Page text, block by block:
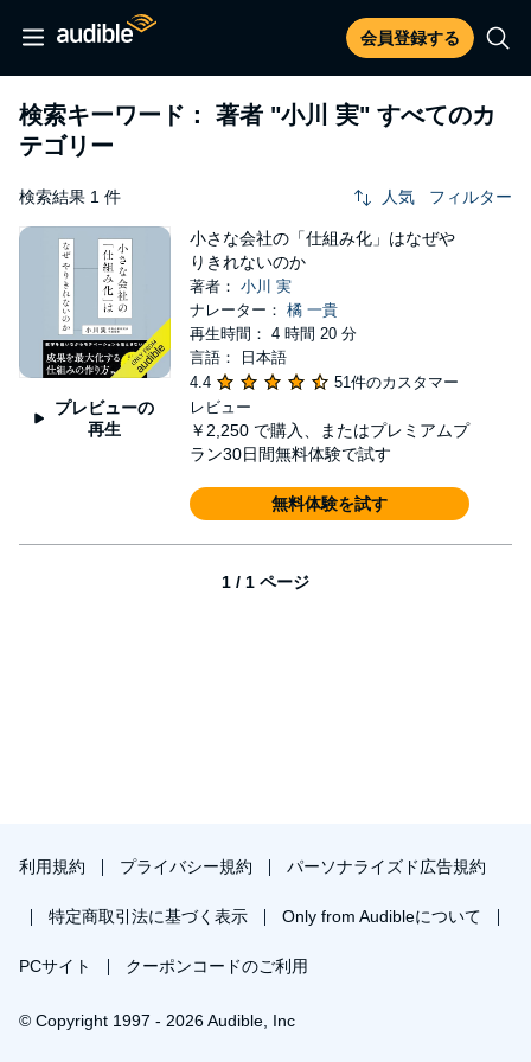
会員登録する
検索キーワード： 著者 "小川 実" すべてのカ
テゴリー
検索結果 1 件 人気 フィルター
プレビューの
再生
小さな会社の「仕組み化」はなぜや
りきれないのか
著者： 小川 実
ナレーター： 橘 一貴
再生時間： 4 時間 20 分
言語： 日本語
4.4
51件のカスタマー
レビュー
￥2,250 で購入、またはプレミアムプ
ラン30日間無料体験で試す
無料体験を試す
1 / 1 ページ
利用規約 プライバシー規約 パーソナライズド広告規約
特定商取引法に基づく表示 Only from Audibleについて
PCサイト クーポンコードのご利用
© Copyright 1997 - 2026 Audible, Inc